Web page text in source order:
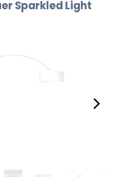
Sparkled Light